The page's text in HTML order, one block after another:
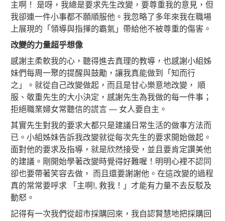
主啊！ 是呀，我總是要求先生改變，要尊重我的意見，但
我卻連一件小事都不願順服他。我忽略了多年來我在職場
上展現的「領導與指揮的霸氣」帶給他不被尊重的傷害。
改變的力量超乎想像
感謝主柔軟我的心，聽得進去真理的教導，也感謝小組姊
妹們每周一聚的提醒與鼓勵，讓我真能做到「知而行
之」。就從自己改變做起，而且是甘心樂意地改變， 順
服、敬重先生的大小決定，感謝先生為我做的每一件事；
拒絕職業婦女常聽信的謊言 — 女人要自主。
其實先生對我的要求大都只是建議日常生活的做事方法而
已。小組姊妹告訴我改變就從每次先生的要求開始做起。
面對他的要求及指導，就是欣然接受，並且要肯定讚美他
的建議。剛開始學著改變時覺得好難喔！明明心裡不認同
卻也要帶著笑容去做， 而且還要謝謝他。在這改變的過程
真的常常要呼求 「主啊!, 救我！」才能有力量不去反駁及
動怒。
記得有一次我們從超市採購回來，我自認賢慧地把採購回